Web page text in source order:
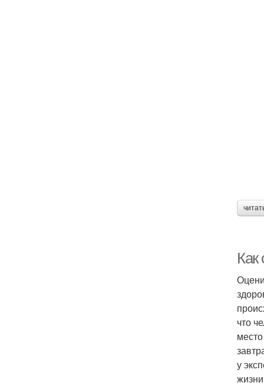
что
у